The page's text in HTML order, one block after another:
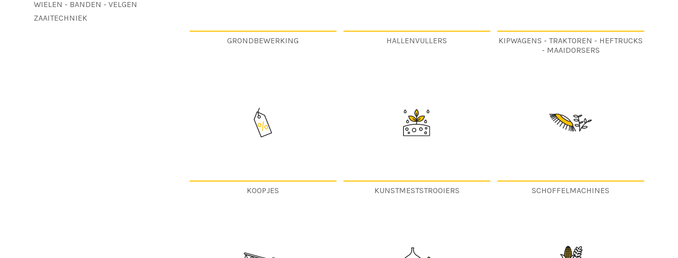
WIELEN - BANDEN - VELGEN
ZAAITECHNIEK
GRONDBEWERKING HALLENVULLERS
KIPWAGENS - TRAKTOREN - HEFTRUCKS
- MAAIDORSERS
KOOPJES KUNSTMESTSTROOIERS SCHOFFELMACHINES